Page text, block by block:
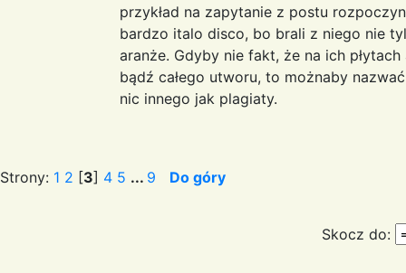
przykład na zapytanie z postu
bardzo italo disco, bo brali z niego nie
aranże. Gdyby nie fakt, że na ich
bądź całego utworu, to możnaby
nic innego jak plagiaty.
Strony: 1 2 [3] 4 5 ... 9 Do góry
Skocz do: